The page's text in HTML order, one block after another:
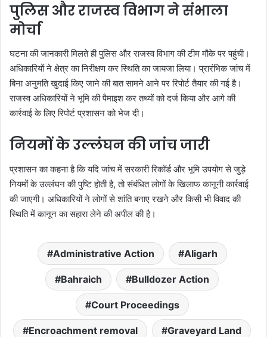
पुलिस और राजस्व विभाग ने संभाला
मोर्चा
घटना की जानकारी मिलते ही पुलिस और राजस्व विभाग की टीम मौके पर पहुंची।
अधिकारियों ने क्षेत्र का निरीक्षण कर स्थिति का जायजा लिया। प्रारंभिक जांच में
बिना अनुमति खुदाई किए जाने की बात सामने आने पर रिपोर्ट तैयार की गई है।
राजस्व अधिकारियों ने भूमि की पैमाइश कर तथ्यों को दर्ज किया और आगे की
कार्रवाई के लिए रिपोर्ट प्रशासन को भेज दी।
नियमों के उल्लंघन की जांच जारी
प्रशासन का कहना है कि यदि जांच में सरकारी रिकॉर्ड और भूमि उपयोग से जुड़े
नियमों के उल्लंघन की पुष्टि होती है, तो संबंधित लोगों के खिलाफ कानूनी कार्रवाई
की जाएगी। अधिकारियों ने लोगों से शांति बनाए रखने और किसी भी विवाद की
स्थिति में कानून का सहारा लेने की अपील की है।
Administrative Action Aligarh
Bahraich Bulldozer Action
Court Proceedings
Encroachment removal Graveyard Land